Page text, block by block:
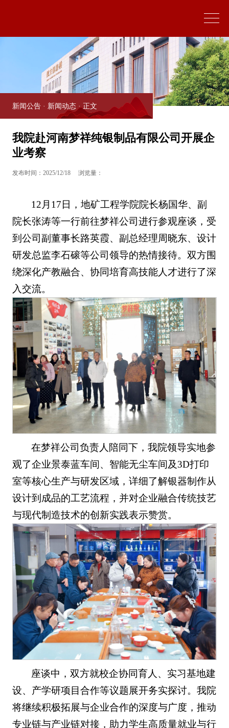
新闻公告· 新闻动态· 正文
我院赴河南梦祥纯银制品有限公司开展企
业考察
发布时间：2025/12/18 浏览量：
12月17日，地矿工程学院院长杨国华、副
院长张涛等一行前往梦祥公司进行参观座谈，受
到公司副董事长路英霞、副总经理周晓东、设计
研发总监李石磙等公司领导的热情接待。双方围
绕深化产教融合、协同培育高技能人才进行了深
入交流。
在梦祥公司负责人陪同下，我院领导实地参
观了企业景泰蓝车间、智能无尘车间及3D打印
室等核心生产与研发区域，详细了解银器制作从
设计到成品的工艺流程，并对企业融合传统技艺
与现代制造技术的创新实践表示赞赏。
座谈中，双方就校企协同育人、实习基地建
设、产学研项目合作等议题展开务实探讨。我院
将继续积极拓展与企业合作的深度与广度，推动
专业链与产业链对接，助力学生高质量就业与行